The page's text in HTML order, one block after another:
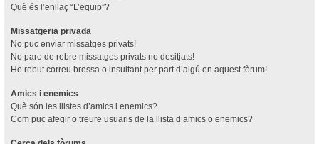
Què és l’enllaç “L’equip”?
Missatgeria privada
No puc enviar missatges privats!
No paro de rebre missatges privats no desitjats!
He rebut correu brossa o insultant per part d’algú en aquest fòrum!
Amics i enemics
Què són les llistes d’amics i enemics?
Com puc afegir o treure usuaris de la llista d’amics o enemics?